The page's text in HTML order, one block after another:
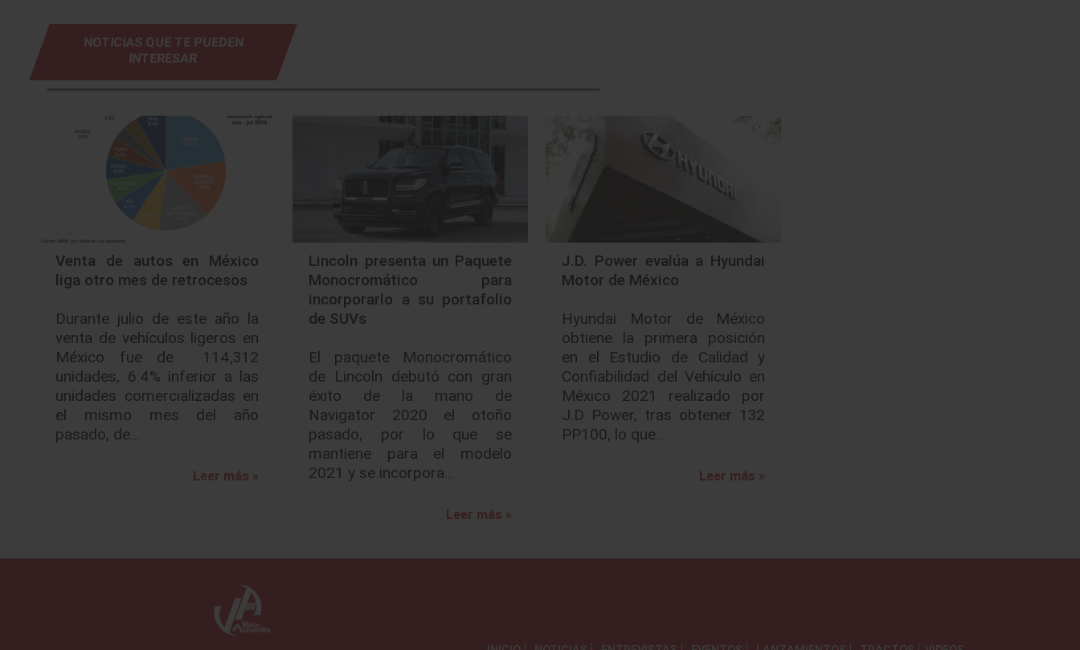
NOTICIAS QUE TE PUEDEN
INTERESAR
Venta de autos en México
liga otro mes de retrocesos
Durante julio de este año la
venta de vehículos ligeros en
México fue de 114,312
unidades, 6.4% inferior a las
unidades comercializadas en
el mismo mes del año
pasado, de…
Leer más »
Lincoln presenta un Paquete
Monocromático para
incorporarlo a su portafolio
de SUVs
El paquete Monocromático
de Lincoln debutó con gran
éxito de la mano de
Navigator 2020 el otoño
pasado, por lo que se
mantiene para el modelo
2021 y se incorpora…
Leer más »
J.D. Power evalúa a Hyundai
Motor de México
Hyundai Motor de México
obtiene la primera posición
en el Estudio de Calidad y
Confiabilidad del Vehículo en
México 2021 realizado por
J.D Power, tras obtener 132
PP100, lo que…
Leer más »